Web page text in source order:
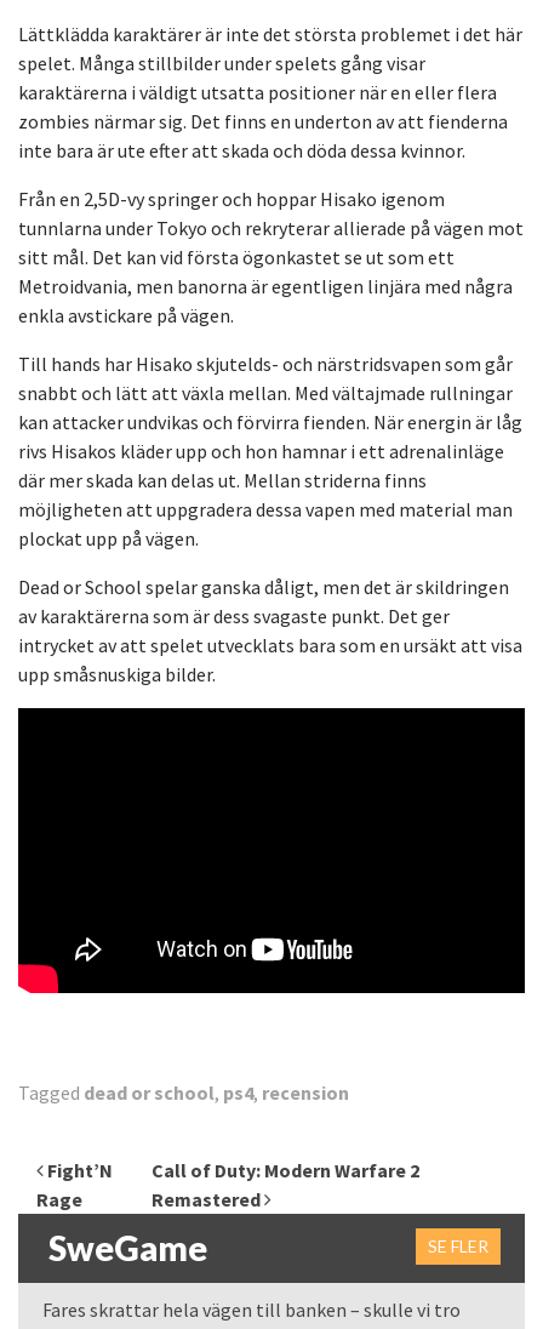
Lättklädda karaktärer är inte det största problemet i det här
spelet. Många stillbilder under spelets gång visar
karaktärerna i väldigt utsatta positioner när en eller flera
zombies närmar sig. Det finns en underton av att fienderna
inte bara är ute efter att skada och döda dessa kvinnor.
Från en 2,5D-vy springer och hoppar Hisako igenom
tunnlarna under Tokyo och rekryterar allierade på vägen mot
sitt mål. Det kan vid första ögonkastet se ut som ett
Metroidvania, men banorna är egentligen linjära med några
enkla avstickare på vägen.
Till hands har Hisako skjutelds- och närstridsvapen som går
snabbt och lätt att växla mellan. Med vältajmade rullningar
kan attacker undvikas och förvirra fienden. När energin är låg
rivs Hisakos kläder upp och hon hamnar i ett adrenalinläge
där mer skada kan delas ut. Mellan striderna finns
möjligheten att uppgradera dessa vapen med material man
plockat upp på vägen.
Dead or School spelar ganska dåligt, men det är skildringen
av karaktärerna som är dess svagaste punkt. Det ger
intrycket av att spelet utvecklats bara som en ursäkt att visa
upp småsnuskiga bilder.
Tagged dead or school, ps4, recension
Inläggsnavigering
Fight’N
Rage
Call of Duty: Modern Warfare 2
Remastered
SweGame SE FLER
Fares skrattar hela vägen till banken – skulle vi tro